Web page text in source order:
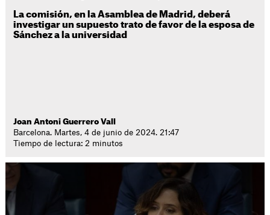
La comisión, en la Asamblea de Madrid, deberá
investigar un supuesto trato de favor de la esposa de
Sánchez a la universidad
Joan Antoni Guerrero Vall
Barcelona. Martes, 4 de junio de 2024. 21:47
Tiempo de lectura: 2 minutos